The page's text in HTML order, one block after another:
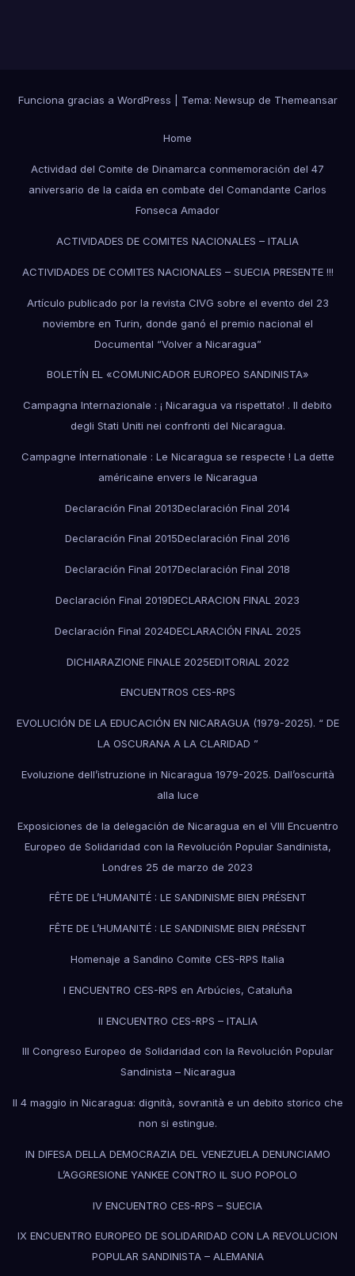
Funciona gracias a WordPress Tema: Newsup de Themeansar
Home
Actividad del Comite de Dinamarca conmemoración del 47
aniversario de la caída en combate del Comandante Carlos
Fonseca Amador
ACTIVIDADES DE COMITES NACIONALES – ITALIA
ACTIVIDADES DE COMITES NACIONALES – SUECIA PRESENTE !!!
Artículo publicado por la revista CIVG sobre el evento del 23
noviembre en Turin, donde ganó el premio nacional el
Documental “Volver a Nicaragua”
BOLETÍN EL «COMUNICADOR EUROPEO SANDINISTA»
Campagna Internazionale : ¡ Nicaragua va rispettato! . Il debito
degli Stati Uniti nei confronti del Nicaragua.
Campagne Internationale : Le Nicaragua se respecte ! La dette
américaine envers le Nicaragua
Declaración Final 2013Declaración Final 2014
Declaración Final 2015Declaración Final 2016
Declaración Final 2017Declaración Final 2018
Declaración Final 2019DECLARACION FINAL 2023
Declaración Final 2024DECLARACIÓN FINAL 2025
DICHIARAZIONE FINALE 2025EDITORIAL 2022
ENCUENTROS CES-RPS
EVOLUCIÓN DE LA EDUCACIÓN EN NICARAGUA (1979-2025). “ DE
LA OSCURANA A LA CLARIDAD ”
Evoluzione dell’istruzione in Nicaragua 1979-2025. Dall’oscurità
alla luce
Exposiciones de la delegación de Nicaragua en el VIII Encuentro
Europeo de Solidaridad con la Revolución Popular Sandinista,
Londres 25 de marzo de 2023
FÊTE DE L’HUMANITÉ : LE SANDINISME BIEN PRÉSENT
FÊTE DE L’HUMANITÉ : LE SANDINISME BIEN PRÉSENT
Homenaje a Sandino Comite CES-RPS Italia
I ENCUENTRO CES-RPS en Arbúcies, Cataluña
II ENCUENTRO CES-RPS – ITALIA
III Congreso Europeo de Solidaridad con la Revolución Popular
Sandinista – Nicaragua
Il 4 maggio in Nicaragua: dignità, sovranità e un debito storico che
non si estingue.
IN DIFESA DELLA DEMOCRAZIA DEL VENEZUELA DENUNCIAMO
L’AGGRESIONE YANKEE CONTRO IL SUO POPOLO
IV ENCUENTRO CES-RPS – SUECIA
IX ENCUENTRO EUROPEO DE SOLIDARIDAD CON LA REVOLUCION
POPULAR SANDINISTA – ALEMANIA